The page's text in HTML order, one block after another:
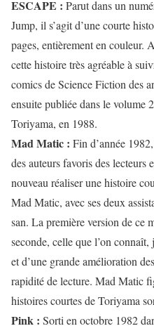
ESCAPE : Parut dans un
Jump, il s’agit d’une courte
pages, entièrement en couleur.
cette histoire très agréable à
comics de Science Fiction des
ensuite publiée dans le volume
Toriyama, en 1988.
Mad Matic : Fin d’année
des auteurs favoris des
nouveau réaliser une histoire
Mad Matic, avec ses deux
san. La première version de ce
seconde, celle que l’on
et d’une grande amélioration
rapidité de lecture. Mad Matic
histoires courtes de Toriyama
Pink : Sorti en octobre 1982